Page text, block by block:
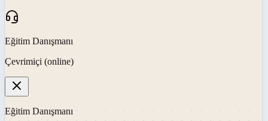
Eğitim Danışmanı
Çevrimiçi (online)
Eğitim Danışmanı